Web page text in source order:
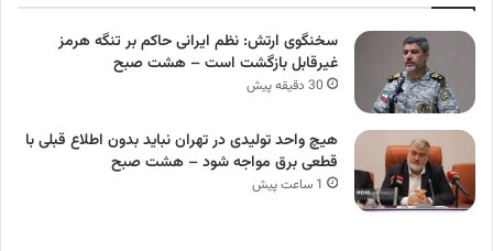
سخنگوی ارتش: نظم ایرانی حاکم بر تنگه هرمز
غیرقابل بازگشت است – هشت صبح
30 دقیقه پیش
هیچ واحد تولیدی در تهران نباید بدون اطلاع قبلی با
قطعی برق مواجه شود – هشت صبح
1 ساعت پیش